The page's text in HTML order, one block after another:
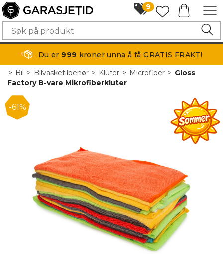
9
Du er 999 kroner unna å få GRATIS FRAKT!
> Bil> Bilvasketilbehør> Kluter> Microfiber>Gloss
Factory B-vare Mikrofiberkluter
61%